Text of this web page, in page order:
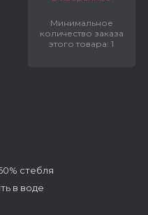
Минимальное
количество заказа
этого товара: 1
стебля
в воде